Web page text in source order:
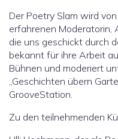
Der Poetry Slam wird
erfahrenen Moderatorin,
die uns geschickt durch
bekannt für ihre Arbeit
Bühnen und moderiert
„Geschichten übern
GrooveStation.
Zu den teilnehmenden